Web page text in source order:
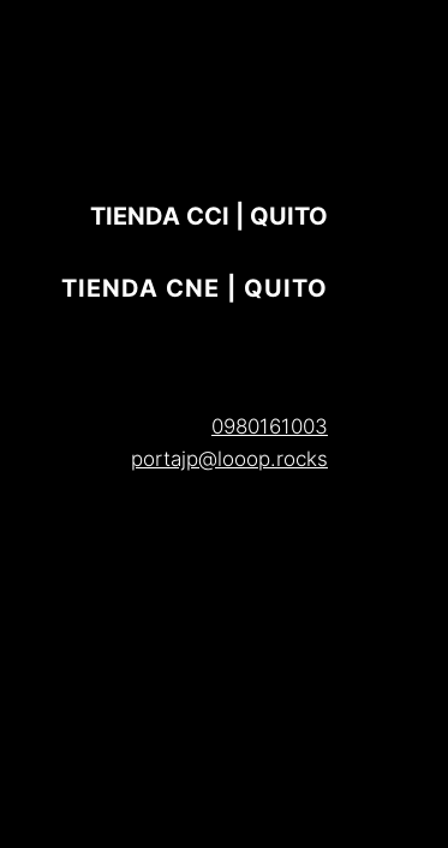
TIENDA CCI | QUITO
TIENDA CNE | QUITO
0980161003
portajp@looop.rocks